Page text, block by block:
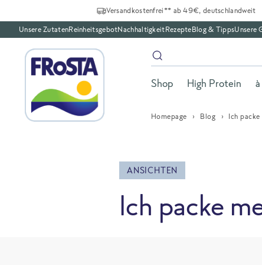
Versandkostenfrei** ab 49€, deutschlandweit
Unsere ZutatenReinheitsgebotNachhaltigkeitRezepteBlog & TippsUnsere
Shop High Protein
Homepage Blog Ich
ANSICHTEN
Ich packe